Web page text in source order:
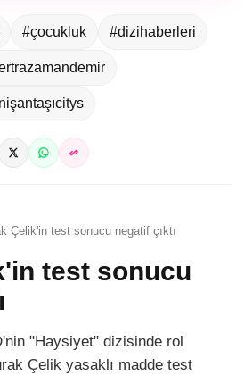
#çocukluk #dizihaberleri
Çelik'in test sonucu negatif çıktı
test sonucu
"Haysiyet" dizisinde rol
Çelik yasaklı madde test